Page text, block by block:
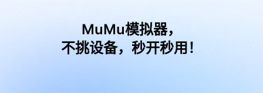
MuMu模拟器，
不挑设备，秒开秒用！